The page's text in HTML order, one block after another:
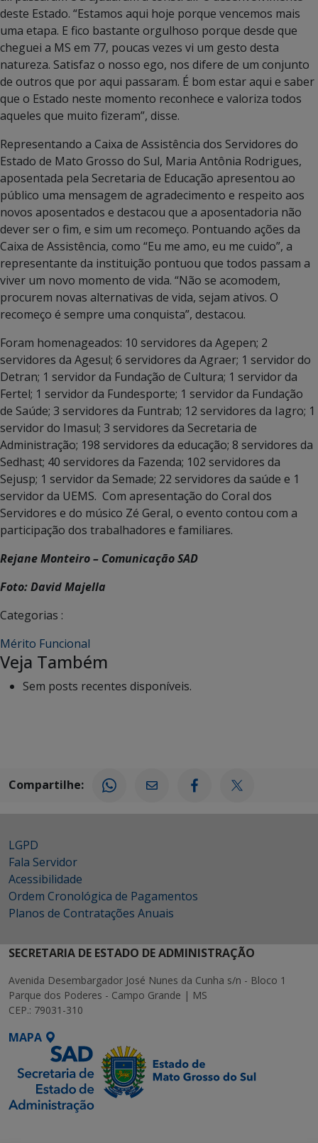
deste Estado. “Estamos aqui hoje porque vencemos mais
uma etapa. E fico bastante orgulhoso porque desde que
cheguei a MS em 77, poucas vezes vi um gesto desta
natureza. Satisfaz o nosso ego, nos difere de um conjunto
de outros que por aqui passaram. É bom estar aqui e saber
que o Estado neste momento reconhece e valoriza todos
aqueles que muito fizeram”, disse.
Representando a Caixa de Assistência dos Servidores do
Estado de Mato Grosso do Sul, Maria Antônia Rodrigues,
aposentada pela Secretaria de Educação apresentou ao
público uma mensagem de agradecimento e respeito aos
novos aposentados e destacou que a aposentadoria não
dever ser o fim, e sim um recomeço. Pontuando ações da
Caixa de Assistência, como “Eu me amo, eu me cuido”, a
representante da instituição pontuou que todos passam a
viver um novo momento de vida. “Não se acomodem,
procurem novas alternativas de vida, sejam ativos. O
recomeço é sempre uma conquista”, destacou.
Foram homenageados: 10 servidores da Agepen; 2
servidores da Agesul; 6 servidores da Agraer; 1 servidor do
Detran; 1 servidor da Fundação de Cultura; 1 servidor da
Fertel; 1 servidor da Fundesporte; 1 servidor da Fundação
de Saúde; 3 servidores da Funtrab; 12 servidores da Iagro; 1
servidor do Imasul; 3 servidores da Secretaria de
Administração; 198 servidores da educação; 8 servidores da
Sedhast; 40 servidores da Fazenda; 102 servidores da
Sejusp; 1 servidor da Semade; 22 servidores da saúde e 1
servidor da UEMS. Com apresentação do Coral dos
Servidores e do músico Zé Geral, o evento contou com a
participação dos trabalhadores e familiares.
Rejane Monteiro – Comunicação SAD
Foto: David Majella
Categorias :
Mérito Funcional
Veja Também
Sem posts recentes disponíveis.
Compartilhe:
LGPD
Fala Servidor
Acessibilidade
Ordem Cronológica de Pagamentos
Planos de Contratações Anuais
SECRETARIA DE ESTADO DE ADMINISTRAÇÃO
Avenida Desembargador José Nunes da Cunha s/n - Bloco 1
Parque dos Poderes - Campo Grande | MS
CEP.: 79031-310
MAPA